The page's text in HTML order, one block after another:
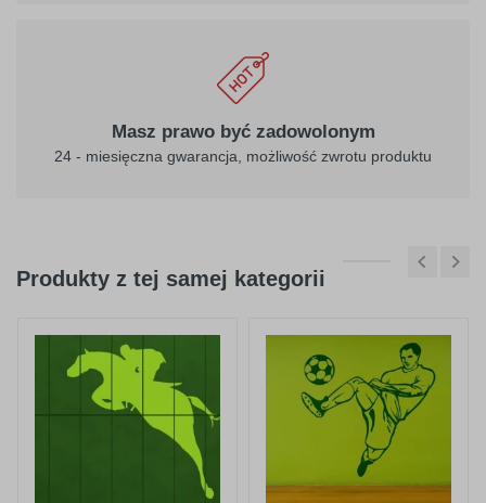
Masz prawo być zadowolonym
24 - miesięczna gwarancja, możliwość zwrotu produktu
Produkty z tej samej kategorii